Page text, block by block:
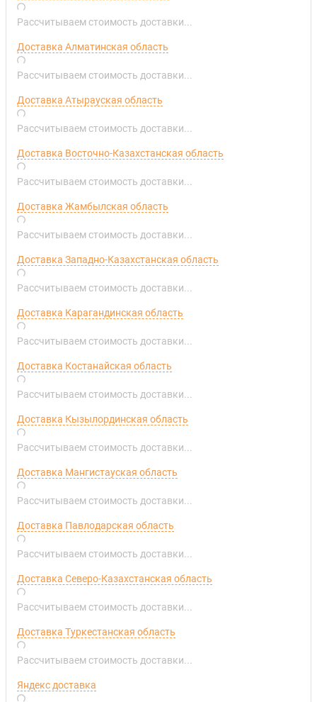
Рассчитываем стоимость доставки...
Доставка Алматинская область
Рассчитываем стоимость доставки...
Доставка Атырауская область
Рассчитываем стоимость доставки...
Доставка Восточно-Казахстанская область
Рассчитываем стоимость доставки...
Доставка Жамбылская область
Рассчитываем стоимость доставки...
Доставка Западно-Казахстанская область
Рассчитываем стоимость доставки...
Доставка Карагандинская область
Рассчитываем стоимость доставки...
Доставка Костанайская область
Рассчитываем стоимость доставки...
Доставка Кызылординская область
Рассчитываем стоимость доставки...
Доставка Мангистауская область
Рассчитываем стоимость доставки...
Доставка Павлодарская область
Рассчитываем стоимость доставки...
Доставка Северо-Казахстанская область
Рассчитываем стоимость доставки...
Доставка Туркестанская область
Рассчитываем стоимость доставки...
Яндекс доставка